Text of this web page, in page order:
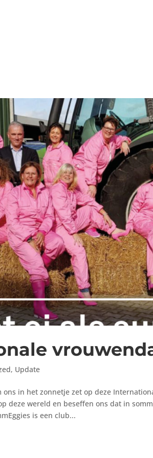
, Update
in het zonnetje zet op deze
deze wereld en beseffen ons dat in
is een club...